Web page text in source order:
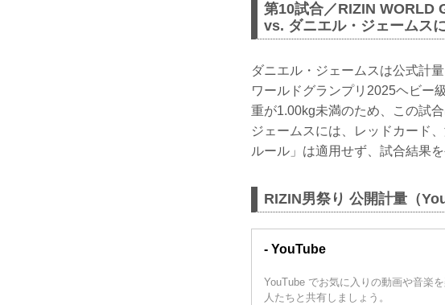
第10試合／RIZIN WORLD
vs. ダニエル・ジェームス
ダニエル・ジェームスは公式計
ワールドグランプリ2025ヘビー
重が1.00kg未満のため、この試
ジェームスには、レッドカード
ルール」は適用せず、試合結果
RIZIN男祭り 公開計量（
- YouTube
YouTube でお気に入りの動画や音楽
人たちと共有しましょう。